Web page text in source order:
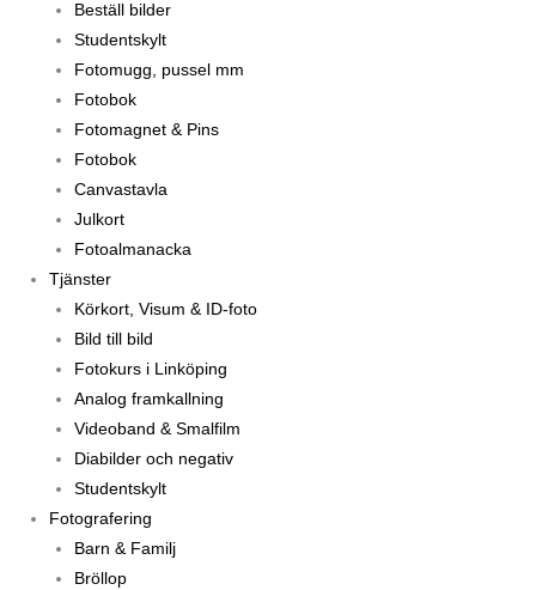
Beställ bilder
Studentskylt
Fotomugg, pussel mm
Fotobok
Fotomagnet & Pins
Fotobok
Canvastavla
Julkort
Fotoalmanacka
Tjänster
Körkort, Visum & ID-foto
Bild till bild
Fotokurs i Linköping
Analog framkallning
Videoband & Smalfilm
Diabilder och negativ
Studentskylt
Fotografering
Barn & Familj
Bröllop